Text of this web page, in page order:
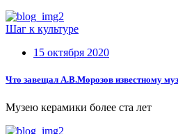
Шаг к культуре
15 октября 2020
Что завещал А.В.Морозов известному
Музею керамики более ста лет